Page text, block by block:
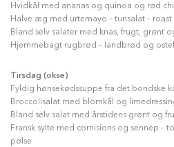
Hvidkål med ananas og quinoa og rød
Halve æg med urtemayo – tunsalat – roast
Bland selv salater med knas, frugt, grønt
Hjemmebagt rugbrød – landbrød og
Tirsdag (okse)
Fyldig hønsekødssuppe fra det bondske
Broccolisalat med blomkål og
Bland selv salat med årstidens grønt og
Fransk sylte med cornisions og sennep –
pølse